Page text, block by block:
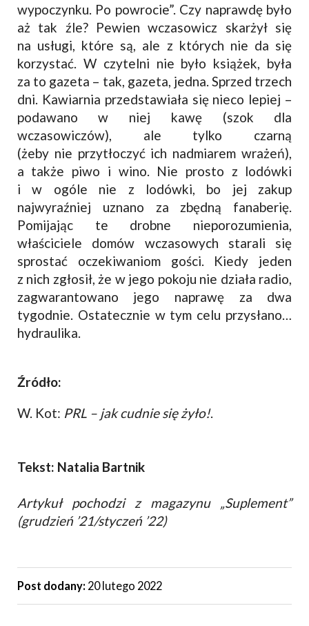
wypoczynku. Po powrocie”. Czy naprawdę było
aż tak źle? Pewien wczasowicz skarżył się
na usługi, które są, ale z których nie da się
korzystać. W czytelni nie było książek, była
za to gazeta – tak, gazeta, jedna. Sprzed trzech
dni. Kawiarnia przedstawiała się nieco lepiej –
podawano w niej kawę (szok dla
wczasowiczów), ale tylko czarną
(żeby nie przytłoczyć ich nadmiarem wrażeń),
a także piwo i wino. Nie prosto z lodówki
i w ogóle nie z lodówki, bo jej zakup
najwyraźniej uznano za zbędną fanaberię.
Pomijając te drobne nieporozumienia,
właściciele domów wczasowych starali się
sprostać oczekiwaniom gości. Kiedy jeden
z nich zgłosił, że w jego pokoju nie działa radio,
zagwarantowano jego naprawę za dwa
tygodnie. Ostatecznie w tym celu przysłano…
hydraulika.
Źródło:
W. Kot: PRL – jak cudnie się żyło!.
Tekst: Natalia Bartnik
Artykuł pochodzi z magazynu „Suplement”
(grudzień ’21/styczeń ’22)
Post dodany: 20 lutego 2022